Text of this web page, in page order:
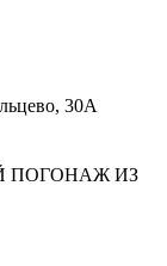
30А
ПОГОНАЖ ИЗ